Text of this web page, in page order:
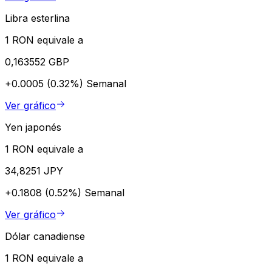
Libra esterlina
1 RON equivale a
0,163552 GBP
+0.0005 (0.32%) Semanal
Ver gráfico
Yen japonés
1 RON equivale a
34,8251 JPY
+0.1808 (0.52%) Semanal
Ver gráfico
Dólar canadiense
1 RON equivale a